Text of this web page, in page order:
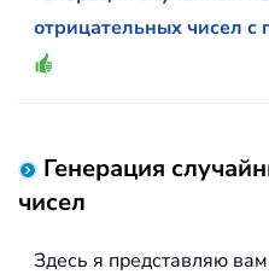
отрицательных чисел
Генерация
чисел
Здесь я представляю